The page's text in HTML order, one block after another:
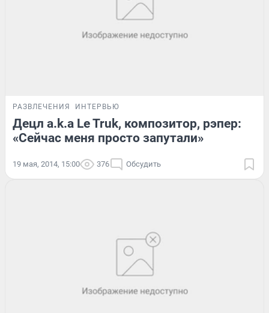
РАЗВЛЕЧЕНИЯ ИНТЕРВЬЮ
Децл a.k.a Le Truk, композитор, рэпер:
«Сейчас меня просто запутали»
19 мая, 2014, 15:00 376 Обсудить